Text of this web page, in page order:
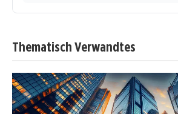
Thematisch Verwandtes